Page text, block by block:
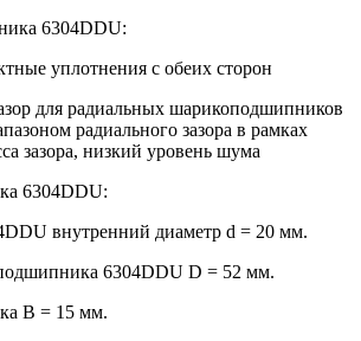
6304DDU:
уплотнения с обеих сторон
для радиальных шарикоподшипников
радиального зазора в рамках
зазора, низкий уровень шума
6304DDU:
внутренний диаметр d = 20 мм.
6304DDU D = 52 мм.
B = 15 мм.